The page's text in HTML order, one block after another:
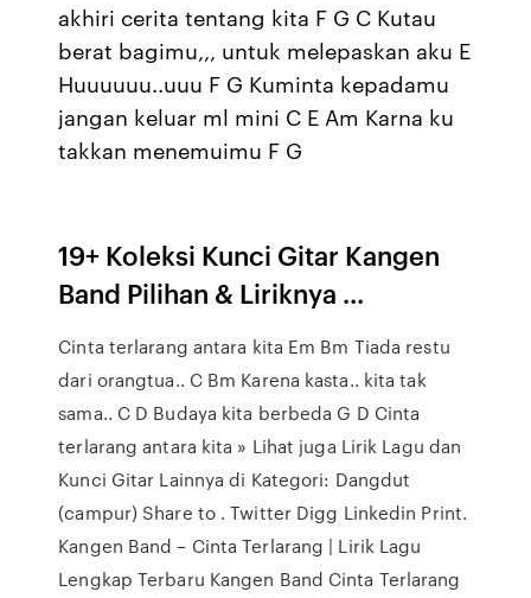
akhiri cerita tentang kita F G C Kutau
berat bagimu,,, untuk melepaskan aku E
Huuuuuu..uuu F G Kuminta kepadamu
jangan keluar ml mini C E Am Karna ku
takkan menemuimu F G
19+ Koleksi Kunci Gitar Kangen
Band Pilihan & Liriknya ...
Cinta terlarang antara kita Em Bm Tiada restu
dari orangtua.. C Bm Karena kasta.. kita tak
sama.. C D Budaya kita berbeda G D Cinta
terlarang antara kita » Lihat juga Lirik Lagu dan
Kunci Gitar Lainnya di Kategori: Dangdut
(campur) Share to . Twitter Digg Linkedin Print.
Kangen Band – Cinta Terlarang | Lirik Lagu
Lengkap Terbaru Kangen Band Cinta Terlarang